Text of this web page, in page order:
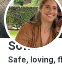
S
Sofia
Safe, loving,